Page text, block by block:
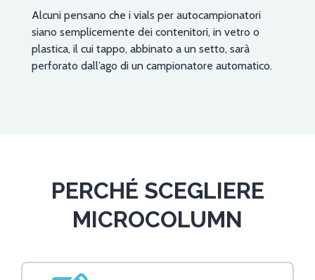
Alcuni pensano che i vials per autocampionatori
siano semplicemente dei contenitori, in vetro o
plastica, il cui tappo, abbinato a un setto, sarà
perforato dall’ago di un campionatore automatico.
PERCHÉ SCEGLIERE
MICROCOLUMN